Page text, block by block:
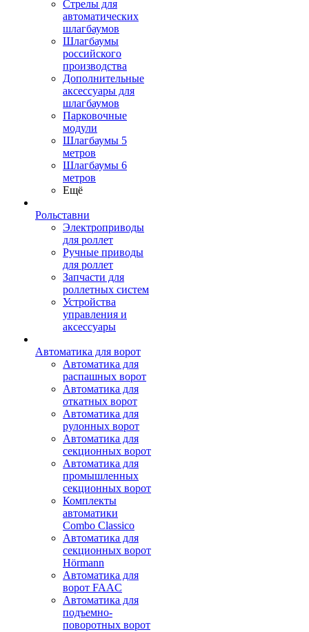
Стрелы для
автоматических
шлагбаумов
Шлагбаумы
российского
производства
Дополнительные
аксессуары для
шлагбаумов
Парковочные
модули
Шлагбаумы 5
метров
Шлагбаумы 6
метров
Ещё
Рольставни
Электроприводы
для роллет
Ручные приводы
для роллет
Запчасти для
роллетных систем
Устройства
управления и
аксессуары
Автоматика для ворот
Автоматика для
распашных ворот
Автоматика для
откатных ворот
Автоматика для
рулонных ворот
Автоматика для
секционных ворот
Автоматика для
промышленных
секционных ворот
Комплекты
автоматики
Combo Classico
Автоматика для
секционных ворот
Hörmann
Автоматика для
ворот FAAC
Автоматика для
подъемно-
поворотных ворот